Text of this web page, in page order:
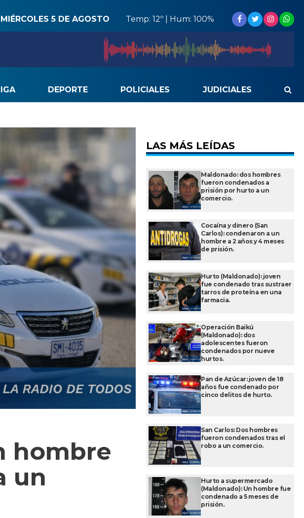
5 DE AGOSTO Temp: 12º | Hum: 100%
DEPORTE POLICIALES JUDICIALES
hombre
un
LAS MÁS LEÍDAS
Maldonado: dos hombres
fueron condenados a
prisión por hurto a un
comercio.
Cocaína y dinero (San
Carlos): condenaron a un
hombre a 2 años y 4 meses
de prisión.
Hurto (Maldonado): joven
fue condenado tras sustraer
tarros de proteína en una
farmacia.
Operación Baikú
(Maldonado): dos
adolescentes fueron
condenados por nueve
hurtos.
Pan de Azúcar: joven de 18
años fue condenado por
cinco delitos de hurto.
San Carlos: Dos hombres
fueron condenados tras el
robo a un comercio.
Hurto a supermercado
(Maldonado): Un hombre fue
condenado a 5 meses de
prisión.